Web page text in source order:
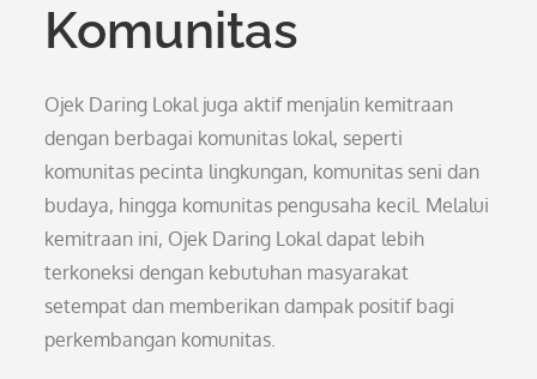
Komunitas
Ojek Daring Lokal juga aktif menjalin kemitraan
dengan berbagai komunitas lokal, seperti
komunitas pecinta lingkungan, komunitas seni dan
budaya, hingga komunitas pengusaha kecil. Melalui
kemitraan ini, Ojek Daring Lokal dapat lebih
terkoneksi dengan kebutuhan masyarakat
setempat dan memberikan dampak positif bagi
perkembangan komunitas.